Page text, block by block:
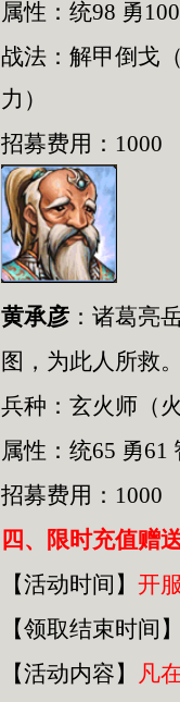
属性：统98 勇
战法：解甲倒戈
力）
招募费用：1000
黄承彦 ： 诸葛亮
图，为此人所救
兵种： 玄火师 （
属性：统65 勇61
招募费用：1000
四 、限时充值赠
【活动时间】 开
【领取结束时间
【活动内容】
凡